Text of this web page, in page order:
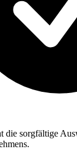
die sorgfältige